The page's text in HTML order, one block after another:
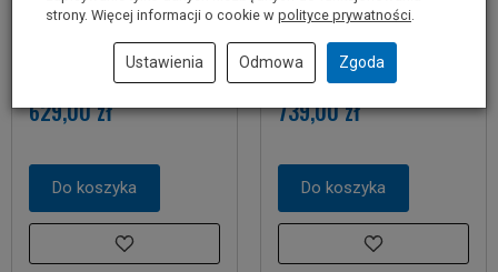
Kamera inspekcyjna 8,5
mm GIC 120 C BOSCH L-
BOXX (korpus)
629,00 zł
Do koszyka
Kamera inspekcyjna 8,5
mm GIC 120 C BOSCH L-
BOXX
739,00 zł
Do koszyka
strony. Więcej informacji o cookie w polityce prywatności
Ustawienia Odmowa Zgoda